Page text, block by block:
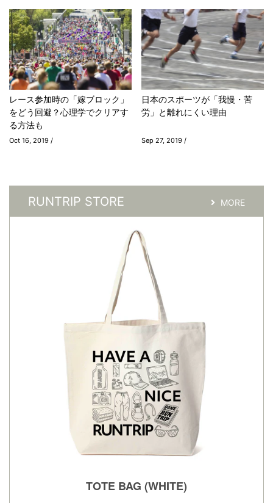
レース参加時の「嫁ブロック」
をどう回避？心理学でクリアす
る方法も
Oct 16, 2019 /
日本のスポーツが「我慢・苦
労」と離れにくい理由
Sep 27, 2019 /
RUNTRIP STORE MORE